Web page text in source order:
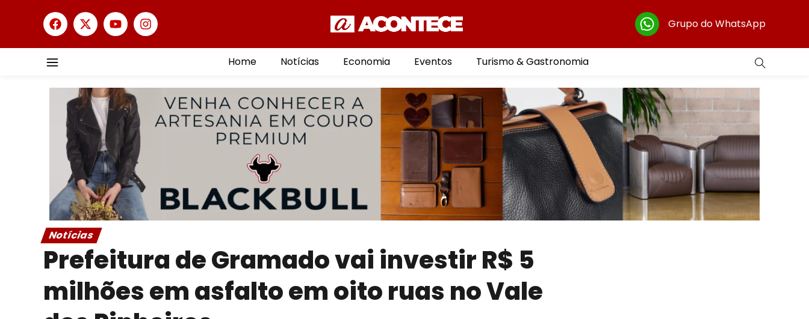
Grupo do WhatsApp
Home Notícias Economia Eventos Turismo & Gastronomia
Notícias
Prefeitura de Gramado vai investir R$ 5
milhões em asfalto em oito ruas no Vale